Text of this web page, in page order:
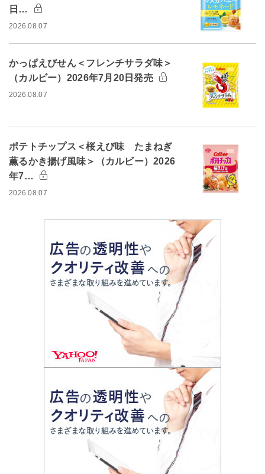
日…
2026.08.07
かっぱえびせん＜フレンチサラダ味＞
（カルビー）2026年7月20日発売
2026.08.07
ポテトチップス＜桜えび味 たまねぎ
薫るかき揚げ風味＞（カルビー）2026
年7…
2026.08.07